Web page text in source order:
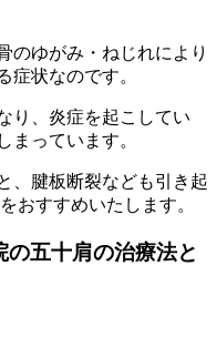
のゆがみ・ねじれにより
症状なのです。
り、炎症を起こしてい
まっています。
、腱板断裂なども引き起
おすすめいたします。
五十肩の治療法と